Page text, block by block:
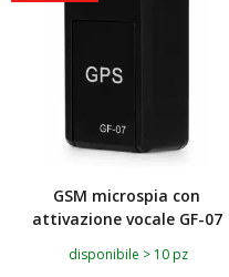
GSM microspia con
attivazione vocale GF-07
disponibile > 10 pz